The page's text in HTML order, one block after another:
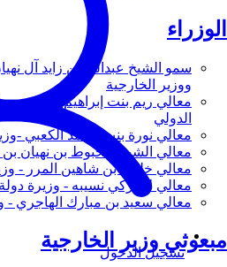
الوزراء
سمو الشيخ عبدالله بن زايد آل
ووزير الخارجية
معالي ريم بنت إبراهيم الهاشمي
الدولي
معالي نورة بنت محمد الكعبي -
معالي الشيخ شخبوط بن نهيان بن
معالي خليفة بن شاهين المرر -
معالي لانا زكي نسيبه - وزيرة دولة
معالي سعيد بن مبارك الهاجري -
مبعوثي وزير الخارجية
تسجيل الدخول